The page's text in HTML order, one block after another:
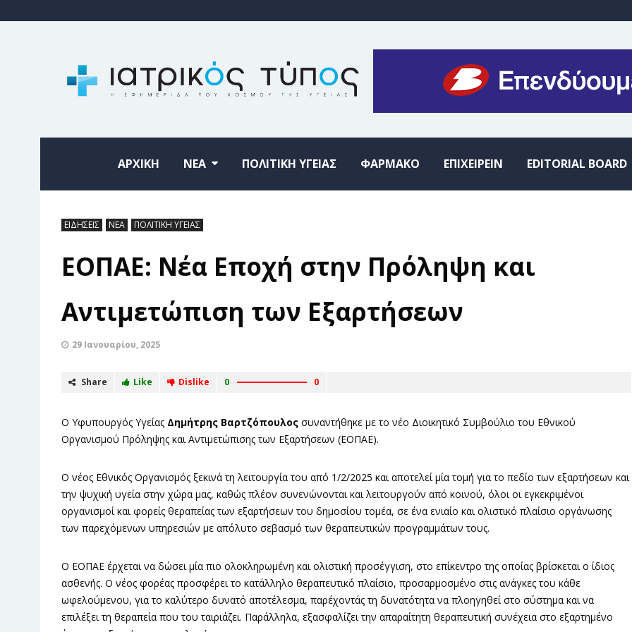
ΑΡΧΙΚΗ ΝΕΑ ΠΟΛΙΤΙΚΗ ΥΓΕΙΑΣ ΦΑΡΜΑΚΟ ΕΠΙΧΕΙΡΕΙΝ EDITORIAL BOARD
ΕΙΔΗΣΕΙΣ ΝΕΑ ΠΟΛΙΤΙΚΗ ΥΓΕΙΑΣ
ΕΟΠΑΕ: Νέα Εποχή στην Πρόληψη και
Αντιμετώπιση των Εξαρτήσεων
29 Ιανουαρίου, 2025
Share Like Dislike 0 0
Ο Υφυπουργός Υγείας Δημήτρης Βαρτζόπουλος συναντήθηκε με το νέο Διοικητικό Συμβούλιο του Εθνικού
Οργανισμού Πρόληψης και Αντιμετώπισης των Εξαρτήσεων (ΕΟΠΑΕ).
Ο νέος Εθνικός Οργανισμός ξεκινά τη λειτουργία του από 1/2/2025 και αποτελεί μία τομή για το πεδίο των εξαρτήσεων και
την ψυχική υγεία στην χώρα μας, καθώς πλέον συνενώνονται και λειτουργούν από κοινού, όλοι οι εγκεκριμένοι
οργανισμοί και φορείς θεραπείας των εξαρτήσεων του δημοσίου τομέα, σε ένα ενιαίο και ολιστικό πλαίσιο οργάνωσης
των παρεχόμενων υπηρεσιών με απόλυτο σεβασμό των θεραπευτικών προγραμμάτων τους.
Ο ΕΟΠΑΕ έρχεται να δώσει μία πιο ολοκληρωμένη και ολιστική προσέγγιση, στο επίκεντρο της οποίας βρίσκεται ο ίδιος
ασθενής. Ο νέος φορέας προσφέρει το κατάλληλο θεραπευτικό πλαίσιο, προσαρμοσμένο στις ανάγκες του κάθε
ωφελούμενου, για το καλύτερο δυνατό αποτέλεσμα, παρέχοντάς τη δυνατότητα να πλοηγηθεί στο σύστημα και να
επιλέξει τη θεραπεία που του ταιριάζει. Παράλληλα, εξασφαλίζει την απαραίτητη θεραπευτική συνέχεια στο εξαρτημένο